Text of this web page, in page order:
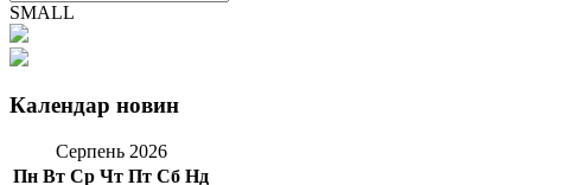
SMALL
Календар новин
Серпень 2026
Пн Вт Ср Чт Пт Сб Нд